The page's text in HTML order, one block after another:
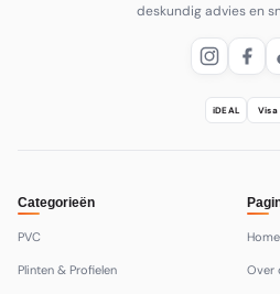
deskundig advies en
iDEAL Visa
Categorieën
PVC
Plinten & Profielen
Home
Over